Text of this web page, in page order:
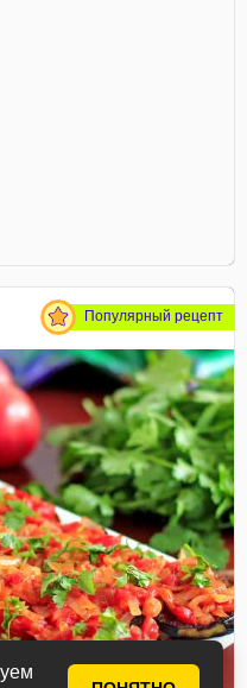
Популярный рецепт